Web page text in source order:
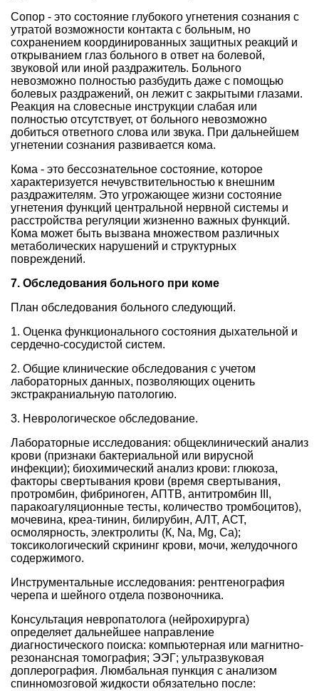
Сопор - это состояние глубокого угнетения сознания с
утратой возможности контакта с больным, но
сохранением координированных защитных реакций и
открыванием глаз больного в ответ на болевой,
звуковой или иной раздражитель. Больного
невозможно полностью разбудить даже с помощью
болевых раздражений, он лежит с закрытыми глазами.
Реакция на словесные инструкции слабая или
полностью отсутствует, от больного невозможно
добиться ответного слова или звука. При дальнейшем
угнетении сознания развивается кома.
Кома - это бессознательное состояние, которое
характеризуется нечувствительностью к внешним
раздражителям. Это угрожающее жизни состояние
угнетения функций центральной нервной системы и
расстройства регуляции жизненно важных функций.
Кома может быть вызвана множеством различных
метаболических нарушений и структурных
повреждений.
7. Обследования больного при коме
План обследования больного следующий.
1. Оценка функционального состояния дыхательной и
сердечно-сосудистой систем.
2. Общие клинические обследования с учетом
лабораторных данных, позволяющих оценить
экстракраниальную патологию.
3. Неврологическое обследование.
Лабораторные исследования: общеклинический анализ
крови (признаки бактериальной или вирусной
инфекции); биохимический анализ крови: глюкоза,
факторы свертывания крови (время свертывания,
протромбин, фибриноген, АПТВ, антитромбин III,
паракоагуляционные тесты, количество тромбоцитов),
мочевина, креа-тинин, билирубин, АЛТ, АСТ,
осмолярность, электролиты (К, Na, Mg, Ca);
токсикологический скрининг крови, мочи, желудочного
содержимого.
Инструментальные исследования: рентгенография
черепа и шейного отдела позвоночника.
Консультация невропатолога (нейрохирурга)
определяет дальнейшее направление
диагностического поиска: компьютерная или магнитно-
резонансная томография; ЭЭГ; ультразвуковая
доплерография. Люмбальная пункция с анализом
спинномозговой жидкости обязательно после: